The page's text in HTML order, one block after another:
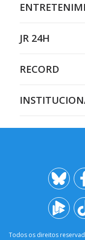
JR 24H
RECORD
Todos os direitos